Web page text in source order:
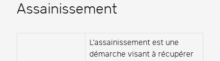
Assainissement
L'assainissement est une
démarche visant à récupérer